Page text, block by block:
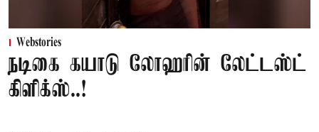
Webstories
நடிகை கயாடு லோஹரின் லேட்டஸ்ட்
கிளிக்ஸ்..!